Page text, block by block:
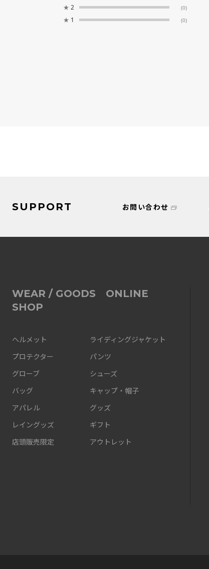
★ 2 (0)
★ 1 (0)
SUPPORT お問い合わせ
WEAR / GOODS ONLINE
SHOP
ヘルメット
ライディングジャケット
プロテクター
パンツ
グローブ
シューズ
バッグ
キャップ・帽子
アパレル
グッズ
レイングッズ
ギフト
店頭販売限定
アウトレット